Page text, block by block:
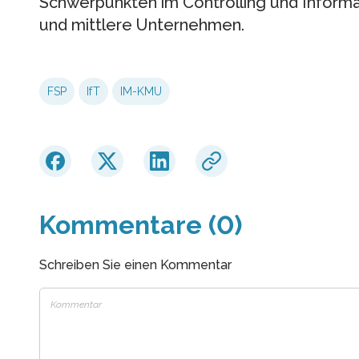
und mittlere Unternehmen.
FSP IfT IM-KMU
Kommentare (0)
Schreiben Sie einen Kommentar